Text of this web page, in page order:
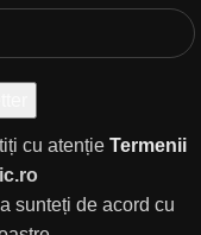
cu atenție Termenii
sunteți de acord cu